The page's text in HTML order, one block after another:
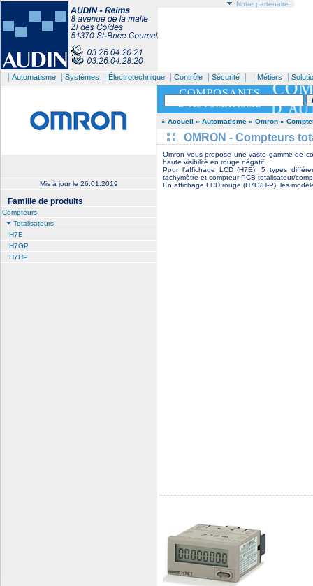
Notre partenaire
Automatisme Systèmes Électrotechnique Contrôle Sécurité Métiers
Mis à jour le 26.01.2019
Famille de produits
Compteurs
Totalisateurs
H7E
H7GP
H7HP
» Accueil » Automatisme » Omron »
OMRON - Compteurs
Omron vous propose une vaste gamme de
haute visibilité en rouge négatif.
Pour l'affichage LCD (H7E), 5 types
tachymètre et compteur PCB totalisateur/
En affichage LCD rouge (H7G/H-P), les